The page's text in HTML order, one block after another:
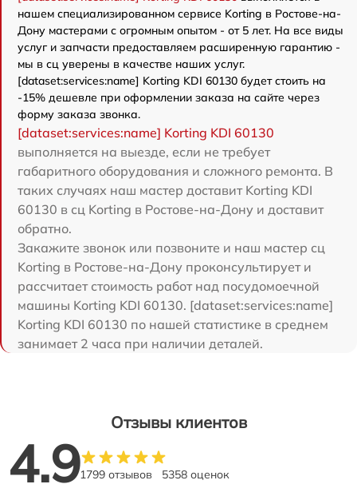
нашем специализированном сервисе Korting в Ростове-на-
Дону мастерами с огромным опытом - от 5 лет. На все виды
услуг и запчасти предоставляем расширенную гарантию -
мы в сц уверены в качестве наших услуг.
[dataset:services:name] Korting KDI 60130 будет стоить на
-15% дешевле при оформлении заказа на сайте через
форму заказа звонка.
[dataset:services:name] Korting KDI 60130
выполняется на выезде, если не требует
габаритного оборудования и сложного ремонта. В
таких случаях наш мастер доставит Korting KDI
60130 в сц Korting в Ростове-на-Дону и доставит
обратно.
Закажите звонок или позвоните и наш мастер сц
Korting в Ростове-на-Дону проконсультирует и
рассчитает стоимость работ над посудомоечной
машины Korting KDI 60130. [dataset:services:name]
Korting KDI 60130 по нашей статистике в среднем
занимает 2 часа при наличии деталей.
Отзывы клиентов
4.91799 отзывов 5358 оценок